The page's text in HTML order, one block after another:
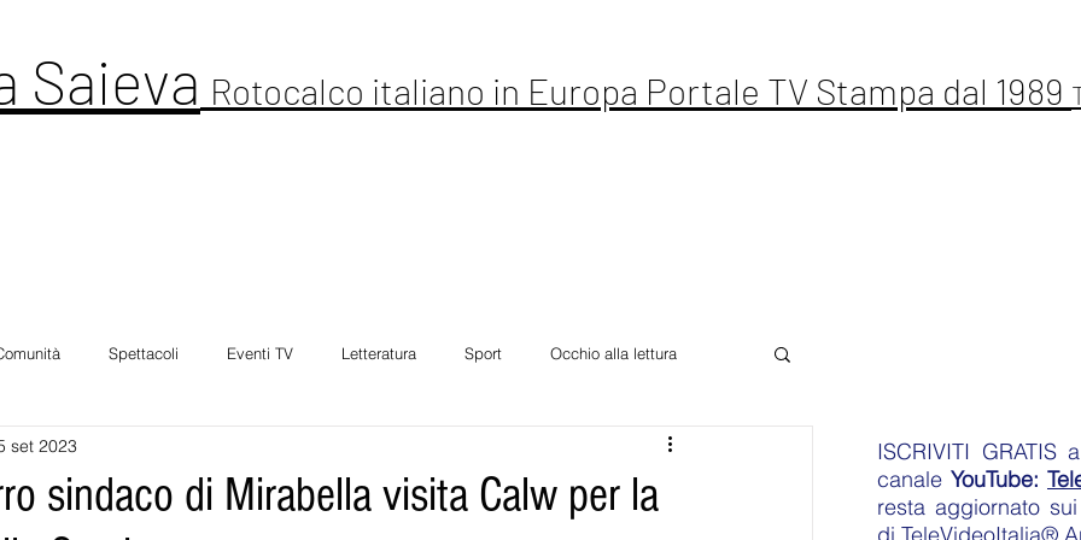
Spettacoli Eventi TV Letteratura Sport Occhio alla lettura
sindaco di Mirabella visita Calw per la
set 2023 ISCRIVITI GRATIS
canale YouTube:
resta aggiornato
Saieva Rotocalco italiano in Europa Portale TV Stampa dal 1989